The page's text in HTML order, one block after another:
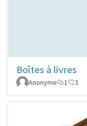
Boîtes à livres
Anonyme
1 3